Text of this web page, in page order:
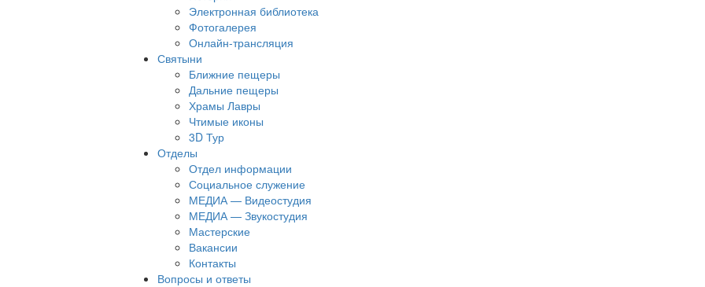
Электронная библиотека
Фотогалерея
Онлайн-трансляция
Святыни
Ближние пещеры
Дальние пещеры
Храмы Лавры
Чтимые иконы
3D Тур
Отделы
Отдел информации
Социальное служение
МЕДИА — Видеостудия
МЕДИА — Звукостудия
Мастерские
Вакансии
Контакты
Вопросы и ответы